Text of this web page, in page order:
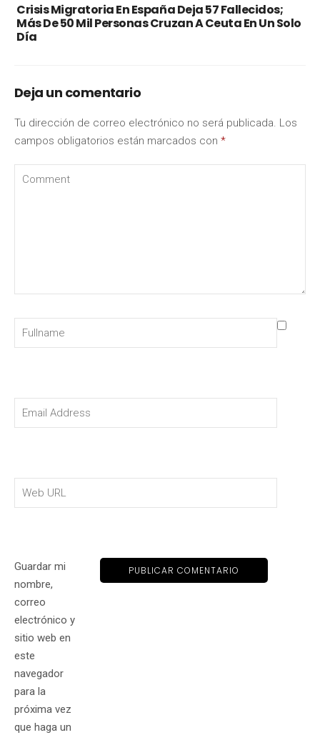
Crisis Migratoria En España Deja 57 Fallecidos;
Más De 50 Mil Personas Cruzan A Ceuta En Un Solo
Día
Deja un comentario
Tu dirección de correo electrónico no será publicada. Los
campos obligatorios están marcados con *
Guardar mi
nombre,
correo
electrónico y
sitio web en
este
navegador
para la
próxima vez
que haga un